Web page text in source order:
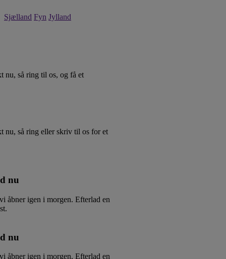
Sjælland Fyn Jylland
nu, så ring til os, og få et
nu, så ring eller skriv til os for et
nu
åbner igen i morgen. Efterlad en
nu
åbner igen i morgen. Efterlad en